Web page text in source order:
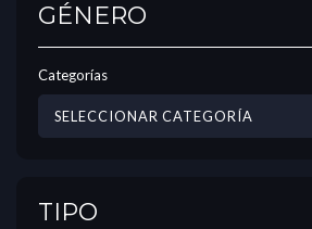
GÉNERO
Categorías
TIPO